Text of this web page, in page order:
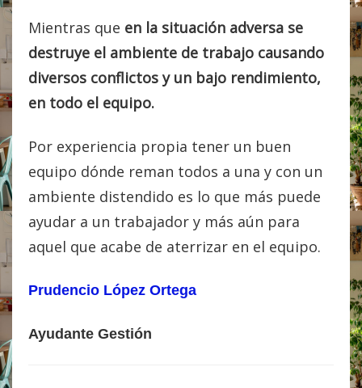
Mientras que en la situación adversa se
destruye el ambiente de trabajo causando
diversos conflictos y un bajo rendimiento,
en todo el equipo.
Por experiencia propia tener un buen
equipo dónde reman todos a una y con un
ambiente distendido es lo que más puede
ayudar a un trabajador y más aún para
aquel que acabe de aterrizar en el equipo.
Prudencio López Ortega
Ayudante Gestión